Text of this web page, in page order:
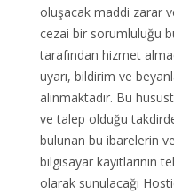
oluşacak maddi zarar
cezai bir sorumluluğu
tarafından hizmet
uyarı, bildirim ve
alınmaktadır. Bu
ve talep olduğu
bulunan bu ibarelerin
bilgisayar kayıtlarının
olarak sunulacağı